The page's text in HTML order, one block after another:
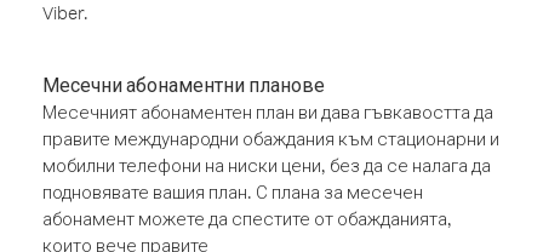
Viber.
Месечни абонаментни планове
Месечният абонаментен план ви дава гъвкавостта да
правите международни обаждания към стационарни и
мобилни телефони на ниски цени, без да се налага да
подновявате вашия план. С плана за месечен
абонамент можете да спестите от обажданията,
които вече правите